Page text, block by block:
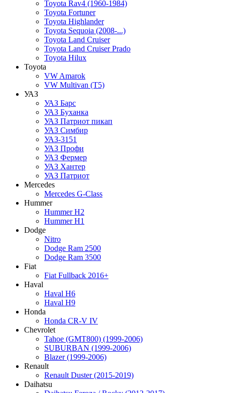
Toyota Rav4 (1960-1984)
Toyota Fortuner
Toyota Highlander
Toyota Sequoia (2008-...)
Toyota Land Cruiser
Toyota Land Cruiser Prado
Toyota Hilux
Toyota
VW Amarok
VW Multivan (T5)
УАЗ
УАЗ Барс
УАЗ Буханка
УАЗ Патриот пикап
УАЗ Симбир
УАЗ-3151
УАЗ Профи
УАЗ Фермер
УАЗ Хантер
УАЗ Патриот
Mercedes
Mercedes G-Class
Hummer
Hummer H2
Hummer H1
Dodge
Nitro
Dodge Ram 2500
Dodge Ram 3500
Fiat
Fiat Fullback 2016+
Haval
Haval H6
Haval H9
Honda
Honda CR-V IV
Chevrolet
Tahoe (GMT800) (1999-2006)
SUBURBAN (1999-2006)
Blazer (1999-2006)
Renault
Renault Duster (2015-2019)
Daihatsu